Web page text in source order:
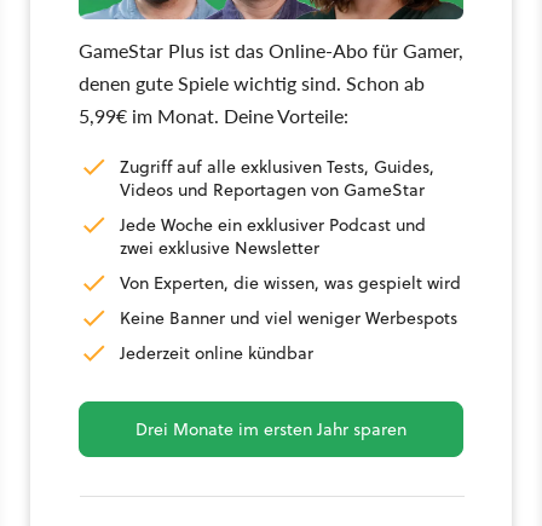
GameStar Plus ist das Online-Abo für Gamer,
denen gute Spiele wichtig sind. Schon ab
5,99€ im Monat. Deine Vorteile:
Zugriff auf alle exklusiven Tests, Guides,
Videos und Reportagen von GameStar
Jede Woche ein exklusiver Podcast und
zwei exklusive Newsletter
Von Experten, die wissen, was gespielt wird
Keine Banner und viel weniger Werbespots
Jederzeit online kündbar
Drei Monate im ersten Jahr sparen